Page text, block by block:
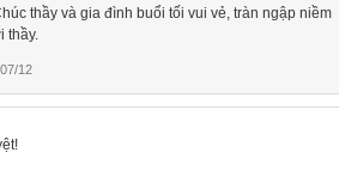
thầy và gia đình buổi tối vui vẻ, tràn ngập niềm
thầy.
12